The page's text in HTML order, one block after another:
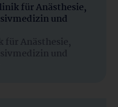
für Anästhesie,
und
Anästhesie,
und